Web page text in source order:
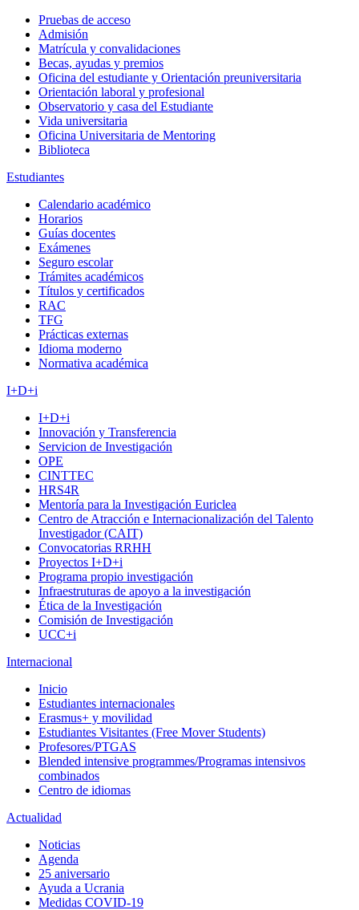
Pruebas de acceso
Admisión
Matrícula y convalidaciones
Becas, ayudas y premios
Oficina del estudiante y Orientación preuniversitaria
Orientación laboral y profesional
Observatorio y casa del Estudiante
Vida universitaria
Oficina Universitaria de Mentoring
Biblioteca
Estudiantes
Calendario académico
Horarios
Guías docentes
Exámenes
Seguro escolar
Trámites académicos
Títulos y certificados
RAC
TFG
Prácticas externas
Idioma moderno
Normativa académica
I+D+i
I+D+i
Innovación y Transferencia
Servicion de Investigación
OPE
CINTTEC
HRS4R
Mentoría para la Investigación Euriclea
Centro de Atracción e Internacionalización del Talento
Investigador (CAIT)
Convocatorias RRHH
Proyectos I+D+i
Programa propio investigación
Infraestruturas de apoyo a la investigación
Ética de la Investigación
Comisión de Investigación
UCC+i
Internacional
Inicio
Estudiantes internacionales
Erasmus+ y movilidad
Estudiantes Visitantes (Free Mover Students)
Profesores/PTGAS
Blended intensive programmes/Programas intensivos
combinados
Centro de idiomas
Actualidad
Noticias
Agenda
25 aniversario
Ayuda a Ucrania
Medidas COVID-19